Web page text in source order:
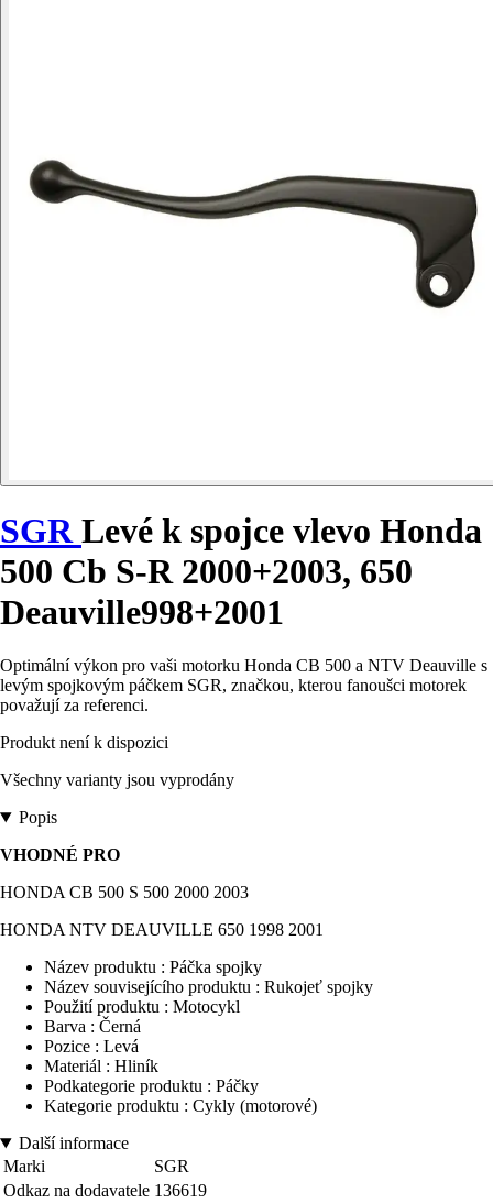
SGR Levé k spojce vlevo Honda
500 Cb S-R 2000+2003, 650
Deauville998+2001
Optimální výkon pro vaši motorku Honda CB 500 a NTV Deauville s
levým spojkovým páčkem SGR, značkou, kterou fanoušci motorek
považují za referenci.
Produkt není k dispozici
Všechny varianty jsou vyprodány
Popis
VHODNÉ PRO
HONDA CB 500 S 500 2000 2003
HONDA NTV DEAUVILLE 650 1998 2001
Název produktu : Páčka spojky
Název souvisejícího produktu : Rukojeť spojky
Použití produktu : Motocykl
Barva : Černá
Pozice : Levá
Materiál : Hliník
Podkategorie produktu : Páčky
Kategorie produktu : Cykly (motorové)
Další informace
Marki
SGR
Odkaz na dodavatele 136619